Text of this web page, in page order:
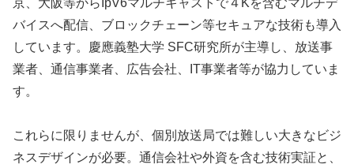
バイスへ配信、ブロックチェーン等セキュアな技術も導入
しています。慶應義塾大学 SFC研究所が主導し、放送事
業者、通信事業者、広告会社、IT事業者等が協力していま
す。
これらに限りませんが、個別放送局では難しい大きなビジ
ネスデザインが必要。通信会社や外資を含む技術実証と、